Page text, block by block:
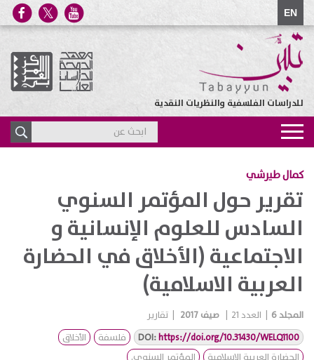
EN
للدراسات الفلسفية والنظريات النقدية
Toggle
navigation
كمال طيرشي
تقرير حول المؤتمر السنوي
السادس للعلوم الإنسانية و
الاجتماعية (الأخلاق في الحضارة
العربية الاسلامية)
المجلد6 العدد21 صيف 2017
تقارير
DOI:https://doi.org/10.31430/WELQ1100 فلسفة
الأخلاق